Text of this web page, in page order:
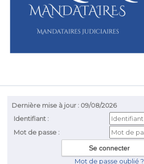
Dernière mise à jour : 09/08/2026
Identifiant :
Mot de passe :
Mot de passe oublié ?